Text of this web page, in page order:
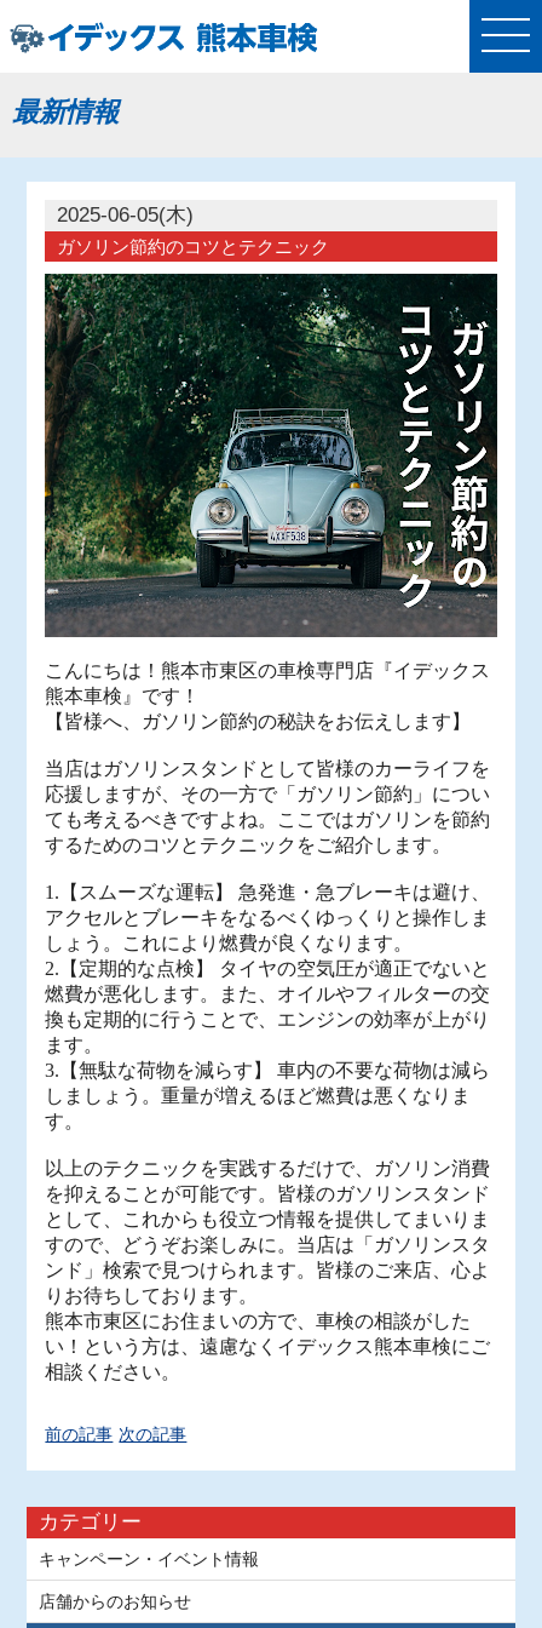
最新情報
2025-06-05(木)
ガソリン節約のコツとテクニック
こんにちは！熊本市東区の車検専門店『イデックス
熊本車検』です！
【皆様へ、ガソリン節約の秘訣をお伝えします】
当店はガソリンスタンドとして皆様のカーライフを
応援しますが、その一方で「ガソリン節約」につい
ても考えるべきですよね。ここではガソリンを節約
するためのコツとテクニックをご紹介します。
1.【スムーズな運転】 急発進・急ブレーキは避け、
アクセルとブレーキをなるべくゆっくりと操作しま
しょう。これにより燃費が良くなります。
2.【定期的な点検】 タイヤの空気圧が適正でないと
燃費が悪化します。また、オイルやフィルターの交
換も定期的に行うことで、エンジンの効率が上がり
ます。
3.【無駄な荷物を減らす】 車内の不要な荷物は減ら
しましょう。重量が増えるほど燃費は悪くなりま
す。
以上のテクニックを実践するだけで、ガソリン消費
を抑えることが可能です。皆様のガソリンスタンド
として、これからも役立つ情報を提供してまいりま
すので、どうぞお楽しみに。当店は「ガソリンスタ
ンド」検索で見つけられます。皆様のご来店、心よ
りお待ちしております。
熊本市東区にお住まいの方で、車検の相談がした
い！という方は、遠慮なくイデックス熊本車検にご
相談ください。
前の記事 次の記事
カテゴリー
キャンペーン・イベント情報
店舗からのお知らせ